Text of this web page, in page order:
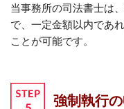
当事務所の司法書士は
で、一定金額以内であ
ことが可能です。
強制執行